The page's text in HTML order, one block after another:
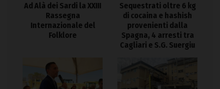
Ad Alà dei Sardi la XXIII
Rassegna
Internazionale del
Folklore
Sequestrati oltre 6 kg
di cocaina e hashish
provenienti dalla
Spagna, 4 arresti tra
Cagliari e S.G. Suergiu